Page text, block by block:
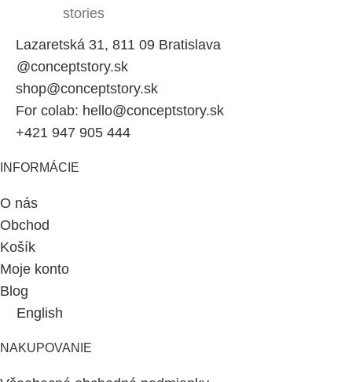
stories
Lazaretská 31, 811 09 Bratislava
@conceptstory.sk
shop@conceptstory.sk
For colab: hello@conceptstory.sk
+421 947 905 444
INFORMÁCIE
O nás
Obchod
Košík
Moje konto
Blog
English
NAKUPOVANIE